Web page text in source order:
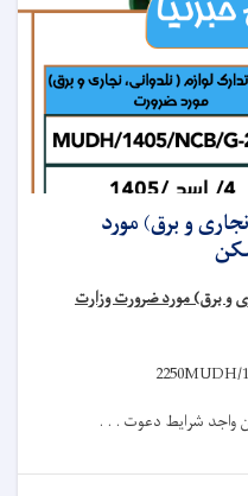
و برق) مورد
و برق) مورد ضرورت وزارت
MUDH/
2250
واجد شرایط دعوت . . .